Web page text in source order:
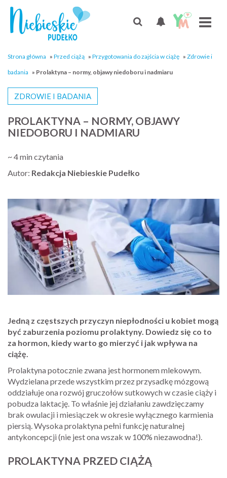
Strona główna » Przed ciążą » Przygotowania do zajścia w ciążę » Zdrowie i
badania » Prolaktyna – normy, objawy niedoboru i nadmiaru
PROLAKTYNA – NORMY, OBJAWY
NIEDOBORU I NADMIARU
ZDROWIE I BADANIA
~ 4 min czytania
Autor: Redakcja Niebieskie Pudełko
Jedną z częstszych przyczyn niepłodności u kobiet mogą
być zaburzenia poziomu prolaktyny. Dowiedz się co to
za hormon, kiedy warto go mierzyć i jak wpływa na
ciążę.
Prolaktyna potocznie zwana jest hormonem mlekowym.
Wydzielana przede wszystkim przez przysadkę mózgową
oddziałuje ona rozwój gruczołów sutkowych w czasie ciąży i
pobudza laktację. To właśnie jej działaniu zawdzięczamy
brak owulacji i miesiączek w okresie wyłącznego karmienia
piersią. Wysoka prolaktyna pełni funkcję naturalnej
antykoncepcji (nie jest ona wszak w 100% niezawodna!).
PROLAKTYNA PRZED CIĄŻĄ